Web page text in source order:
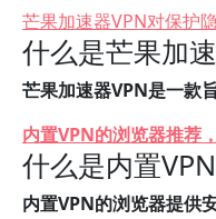
芒果加速器VPN对保护
什么是芒果加
芒果加速器VPN是一款
内置VPN的浏览器推荐
什么是内置
内置VPN的浏览器提供